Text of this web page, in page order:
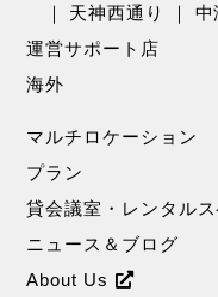
｜ 天神西通り ｜ 中
運営サポート店
海外
マルチロケーション
プラン
貸会議室・レンタルス
ニュース＆ブログ
About Us